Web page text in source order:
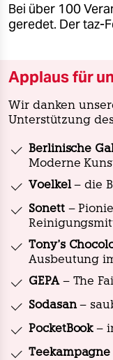
Bei über 100
geredet. Der taz-
Applaus für
Wir danken
Unterstützung
Berlinische
Moderne
Voelkel– die
Sonett–
Tony's
Ausbeutung
GEPA– The
Sodasan–
PocketBook–
Teekampagne